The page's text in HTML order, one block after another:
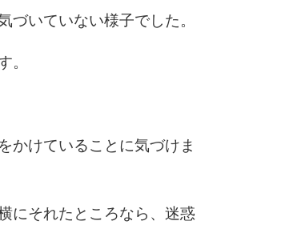
づいていない様子でした。
。
かけていることに気づけま
にそれたところなら、迷惑